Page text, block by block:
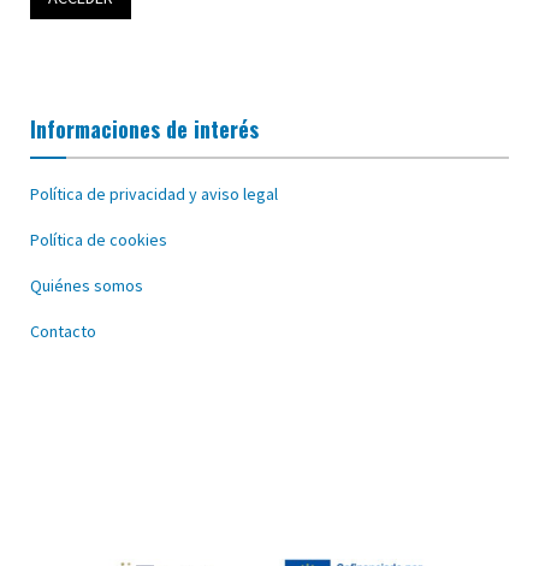
Informaciones de interés
Política de privacidad y aviso legal
Política de cookies
Quiénes somos
Contacto